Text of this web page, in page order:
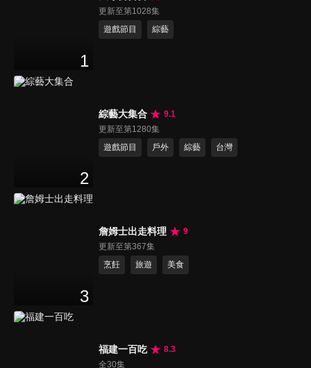
1
更新至第1028集
遊戲節目
綜藝
2
綜藝大集合
9.1
更新至第1280集
遊戲節目
戶外 綜藝 台灣
3
詹姆士出走料理
9
更新至第367集
烹飪
旅遊 美食
福建一百吃
8.3
全30集